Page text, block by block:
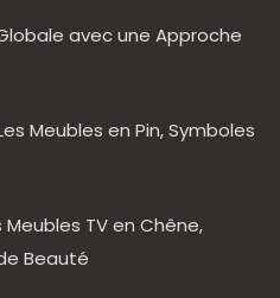
avec une Approche
Meubles en Pin, Symboles
TV en Chêne,
Beauté